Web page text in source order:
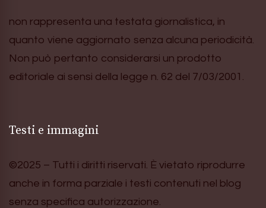
non rappresenta una testata giornalistica, in
quanto viene aggiornato senza alcuna periodicità.
Non può pertanto considerarsi un prodotto
editoriale ai sensi della legge n. 62 del 7/03/2001.
Testi e immagini
©2025 – Tutti i diritti riservati. È vietato riprodurre
anche in forma parziale i testi contenuti nel blog
senza specifica autorizzazione.